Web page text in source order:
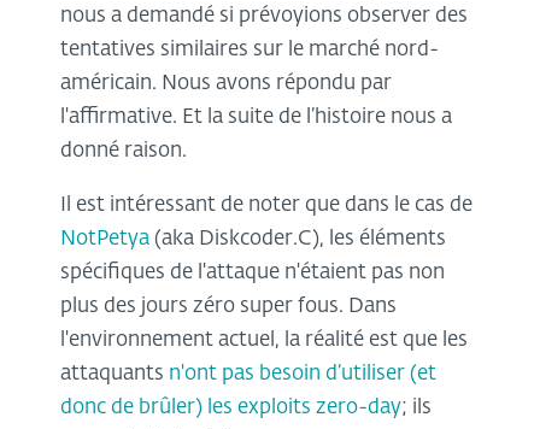
nous a demandé si prévoyions observer des
tentatives similaires sur le marché nord-
américain. Nous avons répondu par
l'affirmative. Et la suite de l’histoire nous a
donné raison.
Il est intéressant de noter que dans le cas de
NotPetya (aka Diskcoder.C), les éléments
spécifiques de l'attaque n'étaient pas non
plus des jours zéro super fous. Dans
l'environnement actuel, la réalité est que les
attaquants n'ont pas besoin d’utiliser (et
donc de brûler) les exploits zero-day; ils